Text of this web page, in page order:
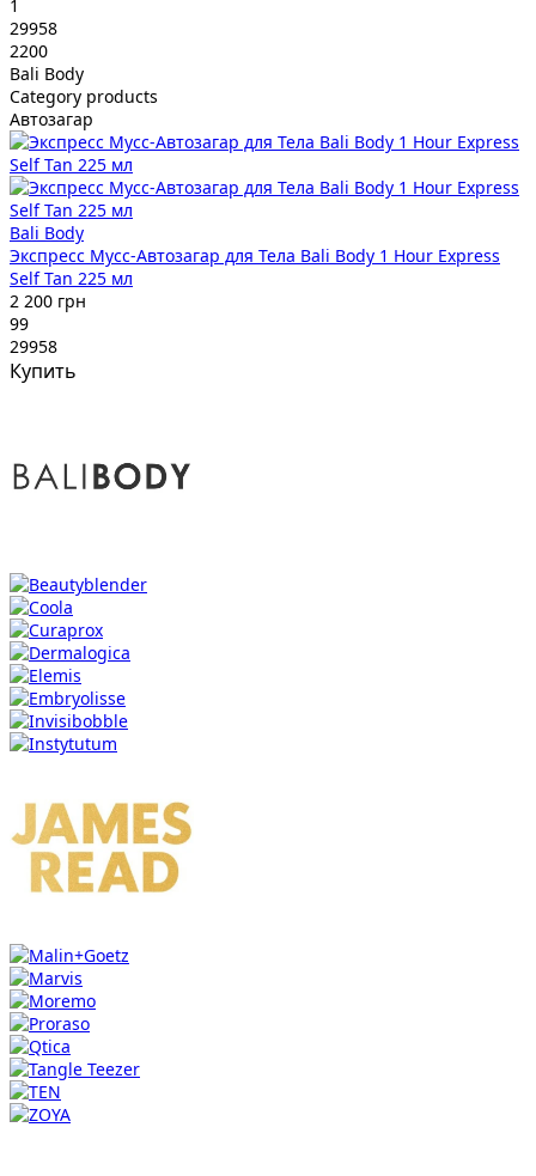
1
29958
2200
Bali Body
Category products
Автозагар
Bali Body
Экспресс Мусс-Автозагар для Тела Bali Body 1 Hour Express
Self Tan 225 мл
2 200 грн
99
29958
Купить